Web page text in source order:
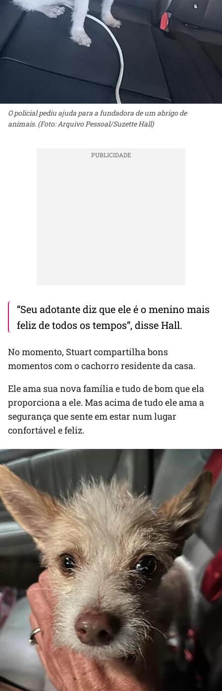
O policial pediu ajuda para a fundadora de um abrigo de
animais. (Foto: Arquivo Pessoal/Suzette Hall)
“Seu adotante diz que ele é o menino mais
feliz de todos os tempos”, disse Hall.
No momento, Stuart compartilha bons
momentos com o cachorro residente da casa.
Ele ama sua nova família e tudo de bom que ela
proporciona a ele. Mas acima de tudo ele ama a
segurança que sente em estar num lugar
confortável e feliz.